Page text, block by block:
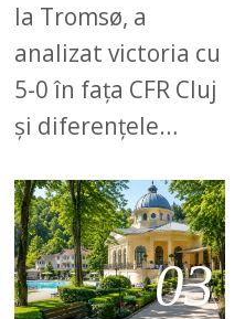
la Tromsø, a
analizat victoria cu
5-0 în fața CFR Cluj
și diferențele…
03